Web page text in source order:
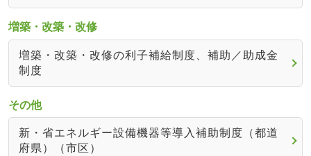
増築・改築・改修
増築・改築・改修の利子補給制度、補助／助成金
制度
その他
新・省エネルギー設備機器等導入補助制度（都道
府県）（市区）